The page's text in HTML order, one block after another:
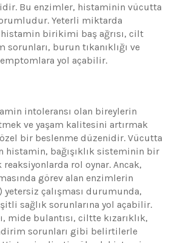
Bu enzimler, histaminin vücutta
Yeterli miktarda
birikimi baş ağrısı, cilt
burun tıkanıklığı ve
yol açabilir.
intoleransı olan bireylerin
ve yaşam kalitesini artırmak
bir beslenme düzenidir. Vücutta
histamin, bağışıklık sisteminin bir
rol oynar. Ancak,
görev alan enzimlerin
yetersiz çalışması durumunda,
sağlık sorunlarına yol açabilir.
mide bulantısı, ciltte kızarıklık,
sorunları gibi belirtilerle